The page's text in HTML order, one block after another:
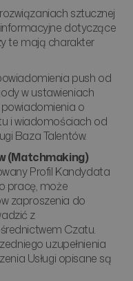
sztucznej
dotyczące
te mają charakter
push od
w ustawieniach
o
i wiadomościach od
Baza Talentów.
(Matchmaking)
Profil Kandydata
pracę, może
zaproszenia do
z
Czatu.
uzupełnienia
Usługi opisane są